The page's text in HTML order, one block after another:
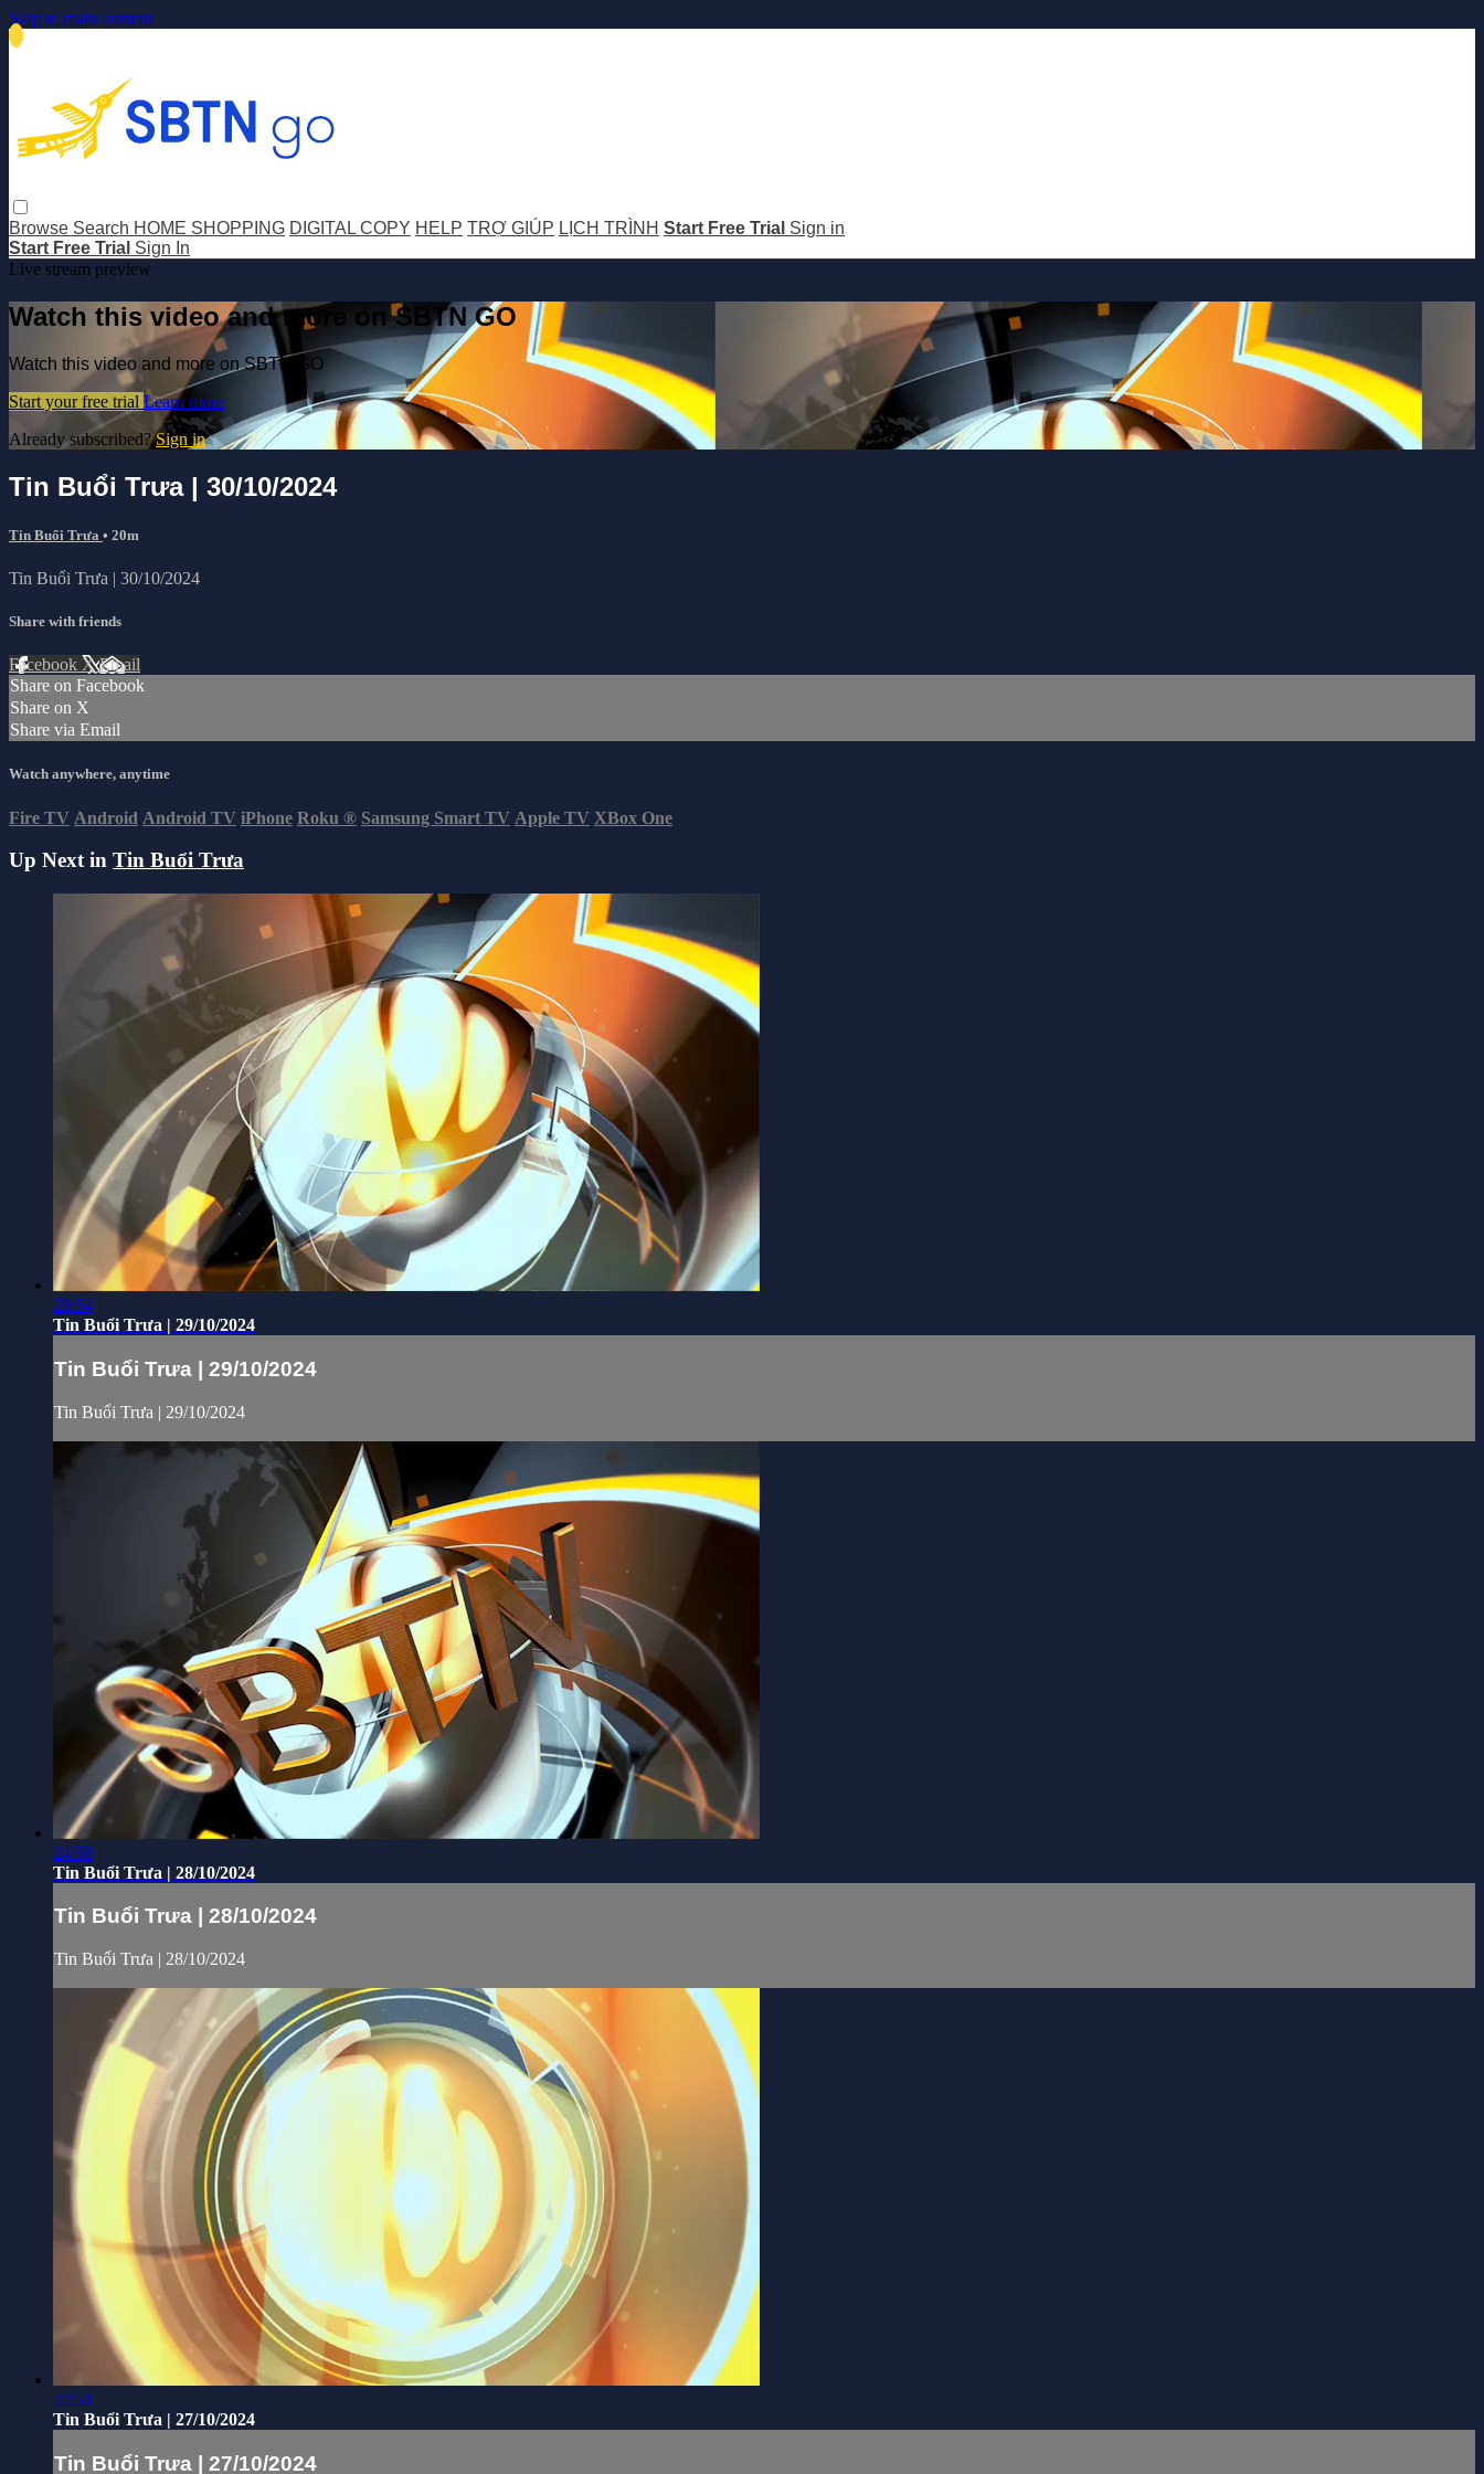
Skip to main content
Browse Search HOME SHOPPING DIGITAL COPY HELP TRỢ GIÚP LỊCH TRÌNH Start Free Trial Sign in
Start Free Trial Sign In
Live stream preview
Watch this video and more on SBTN GO
Watch this video and more on SBTN GO
Start your free trial Learn more
Already subscribed?Sign in
Tin Buổi Trưa | 30/10/2024
Tin Buổi Trưa • 20m
Tin Buổi Trưa | 30/10/2024
Share with friends
Facebook XEmail
Share on Facebook
Share on X
Share via Email
Watch anywhere, anytime
Fire TV Android Android TV iPhone Roku ® Samsung Smart TV Apple TV XBox One
Up Next in Tin Buổi Trưa
20:54
Tin Buổi Trưa | 29/10/2024
Tin Buổi Trưa | 29/10/2024
Tin Buổi Trưa | 29/10/2024
24:58
Tin Buổi Trưa | 28/10/2024
Tin Buổi Trưa | 28/10/2024
Tin Buổi Trưa | 28/10/2024
22:51
Tin Buổi Trưa | 27/10/2024
Tin Buổi Trưa | 27/10/2024